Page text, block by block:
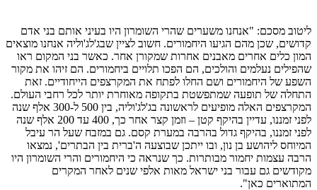
ליטוב מסכם: "אנחנו משערים שהרי השומרון היו בעיני אותם בני אדם
קדושים, שכן מהם הגיעו היחמורים. חשוב לציין שבג'לג'וליה אנחנו מוצאים
המון כלים אחרים מאבנים אחרות שמקורן אחר. כאשר בני המקום ראו
שהפילים נעלמים והולכים, הם הפכו תלויים ביחמורים. הם זיהו את מקור
השפע של היחמורים ושם החלו לפתח את המקרצפים הייחודיים. זאת
התחלה של תופעה שמתפשטת בתקופה מאוחרת יותר לכל רחבי העולם.
המקרצפים האלה מופיעים לראשונה בג'לג'וליה, בין 500 ל-300 אלף שנה
לפני זמננו, עדיין בהיקף קטן – וזמן קצר אחר כך, 400 עד 200 אלף שנה
לפני זמננו, בהיקף גדול בהרבה במערת קסם. גם במזבח שעל הר עיבל
המיוחס ליהושע בן נון, ובו ייתכן שבוצעה ה'ברית בין הבתרים', נמצאו
הרבה עצמות יחמור מבותרות. כך שנראה כי היחמורים והרי השומרון היו
מקודשים גם עבור בני ישראל מאות אלפי שנים לאחר המקרים
המתוארים כאן".